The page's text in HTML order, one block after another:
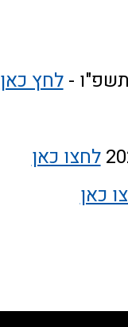
תשפ"ו -לחץ כאן
לחצו כאן
כאן